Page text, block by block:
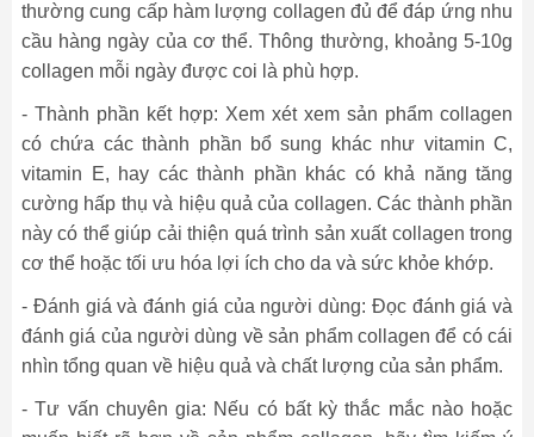
thường cung cấp hàm lượng collagen đủ để đáp ứng nhu
cầu hàng ngày của cơ thể. Thông thường, khoảng 5-10g
collagen mỗi ngày được coi là phù hợp.
- Thành phần kết hợp: Xem xét xem sản phẩm collagen
có chứa các thành phần bổ sung khác như vitamin C,
vitamin E, hay các thành phần khác có khả năng tăng
cường hấp thụ và hiệu quả của collagen. Các thành phần
này có thể giúp cải thiện quá trình sản xuất collagen trong
cơ thể hoặc tối ưu hóa lợi ích cho da và sức khỏe khớp.
- Đánh giá và đánh giá của người dùng: Đọc đánh giá và
đánh giá của người dùng về sản phẩm collagen để có cái
nhìn tổng quan về hiệu quả và chất lượng của sản phẩm.
- Tư vấn chuyên gia: Nếu có bất kỳ thắc mắc nào hoặc